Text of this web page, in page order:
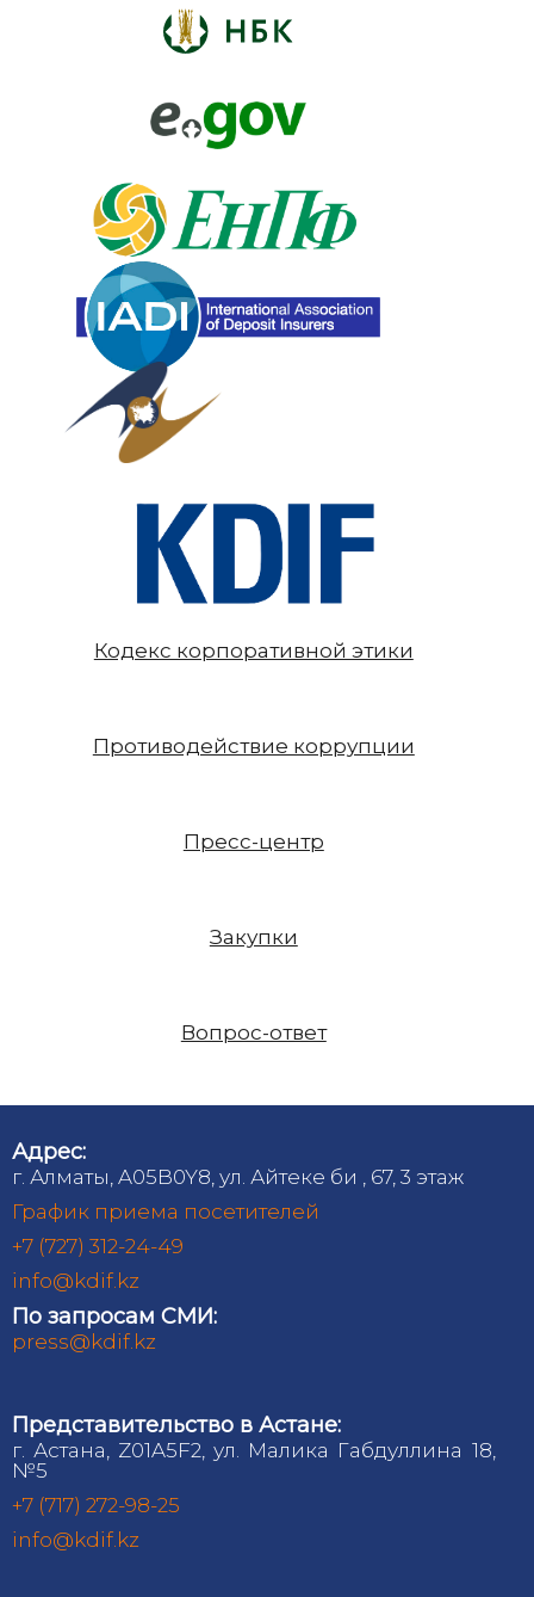
Кодекс корпоративной этики
Противодействие коррупции
Пресс-центр
Закупки
Вопрос-ответ
Адрес:
г. Алматы, A05B0Y8, ул. Айтеке би , 67, 3 этаж
График приема посетителей
+7 (727) 312-24-49
info@kdif.kz
По запросам СМИ:
press@kdif.kz
Представительство в Астане:
г. Астана, Z01A5F2, ул. Малика Габдуллина 18,
№5
+7 (717) 272-98-25
info@kdif.kz